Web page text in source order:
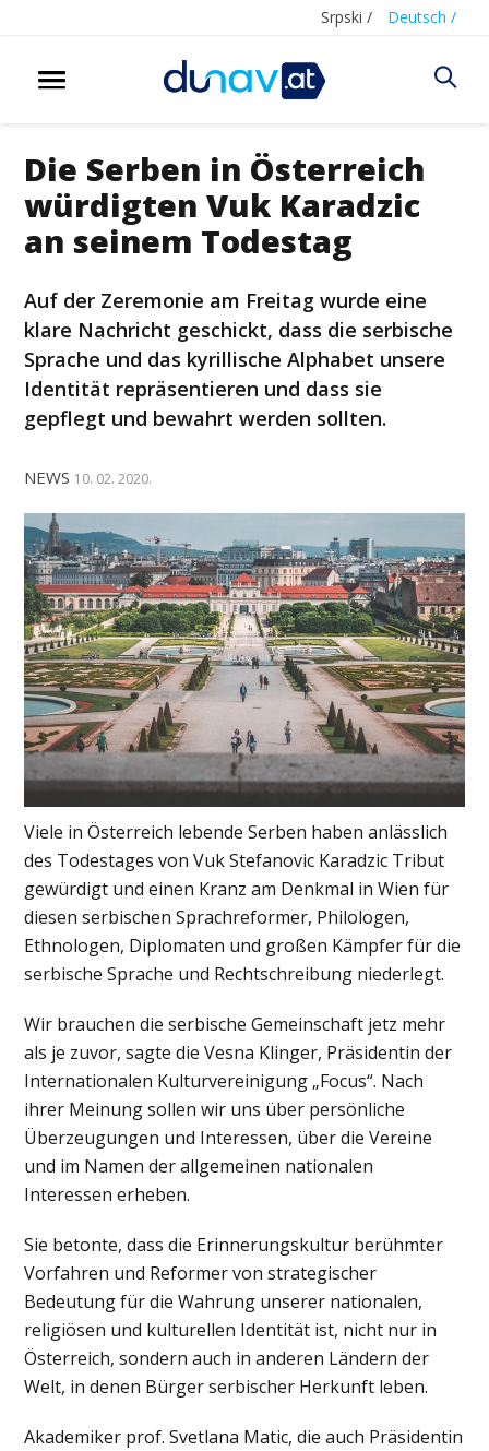
Srpski / Deutsch /
Die Serben in Österreich
würdigten Vuk Karadzic
an seinem Todestag
Auf der Zeremonie am Freitag wurde eine
klare Nachricht geschickt, dass die serbische
Sprache und das kyrillische Alphabet unsere
Identität repräsentieren und dass sie
gepflegt und bewahrt werden sollten.
NEWS 10. 02. 2020.
Viele in Österreich lebende Serben haben anlässlich
des Todestages von Vuk Stefanovic Karadzic Tribut
gewürdigt und einen Kranz am Denkmal in Wien für
diesen serbischen Sprachreformer, Philologen,
Ethnologen, Diplomaten und großen Kämpfer für die
serbische Sprache und Rechtschreibung niederlegt.
Wir brauchen die serbische Gemeinschaft jetz mehr
als je zuvor, sagte die Vesna Klinger, Präsidentin der
Internationalen Kulturvereinigung „Focus“. Nach
ihrer Meinung sollen wir uns über persönliche
Überzeugungen und Interessen, über die Vereine
und im Namen der allgemeinen nationalen
Interessen erheben.
Sie betonte, dass die Erinnerungskultur berühmter
Vorfahren und Reformer von strategischer
Bedeutung für die Wahrung unserer nationalen,
religiösen und kulturellen Identität ist, nicht nur in
Österreich, sondern auch in anderen Ländern der
Welt, in denen Bürger serbischer Herkunft leben.
Akademiker prof. Svetlana Matic, die auch Präsidentin